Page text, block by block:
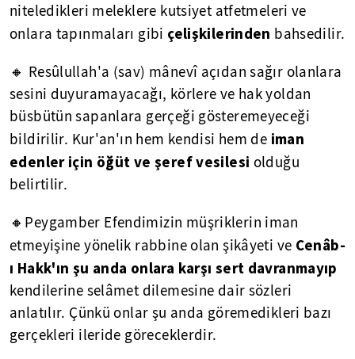
niteledikleri meleklere kutsiyet atfetmeleri ve
onlara tapınmaları gibi çelişkilerinden bahsedilir.
🔸 Resûlullah'a (sav) mânevî açıdan sağır olanlara
sesini duyuramayacağı, körlere ve hak yoldan
büsbütün sapanlara gerçeği gösteremeyeceği
bildirilir. Kur'an'ın hem kendisi hem de iman
edenler için öğüt ve şeref vesilesi olduğu
belirtilir.
🔸Peygamber Efendimizin müşriklerin iman
etmeyişine yönelik rabbine olan şikâyeti ve Cenâb-
ı Hakk'ın şu anda onlara karşı sert davranmayıp
kendilerine selâmet dilemesine dair sözleri
anlatılır. Çünkü onlar şu anda göremedikleri bazı
gerçekleri ileride göreceklerdir.